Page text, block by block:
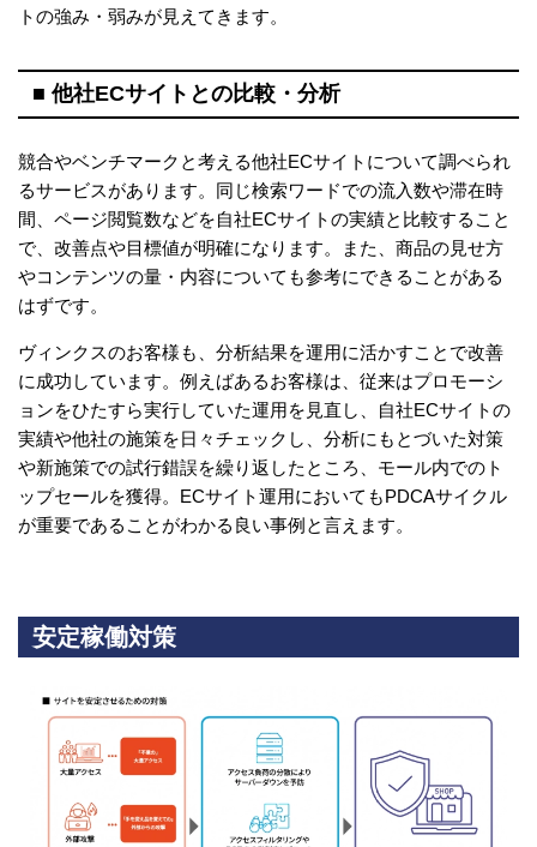
トの強み・弱みが見えてきます。
■ 他社ECサイトとの比較・分析
競合やベンチマークと考える他社ECサイトについて調べられ
るサービスがあります。同じ検索ワードでの流入数や滞在時
間、ページ閲覧数などを自社ECサイトの実績と比較すること
で、改善点や目標値が明確になります。また、商品の見せ方
やコンテンツの量・内容についても参考にできることがある
はずです。
ヴィンクスのお客様も、分析結果を運用に活かすことで改善
に成功しています。例えばあるお客様は、従来はプロモーシ
ョンをひたすら実行していた運用を見直し、自社ECサイトの
実績や他社の施策を日々チェックし、分析にもとづいた対策
や新施策での試行錯誤を繰り返したところ、モール内でのト
ップセールを獲得。ECサイト運用においてもPDCAサイクル
が重要であることがわかる良い事例と言えます。
安定稼働対策